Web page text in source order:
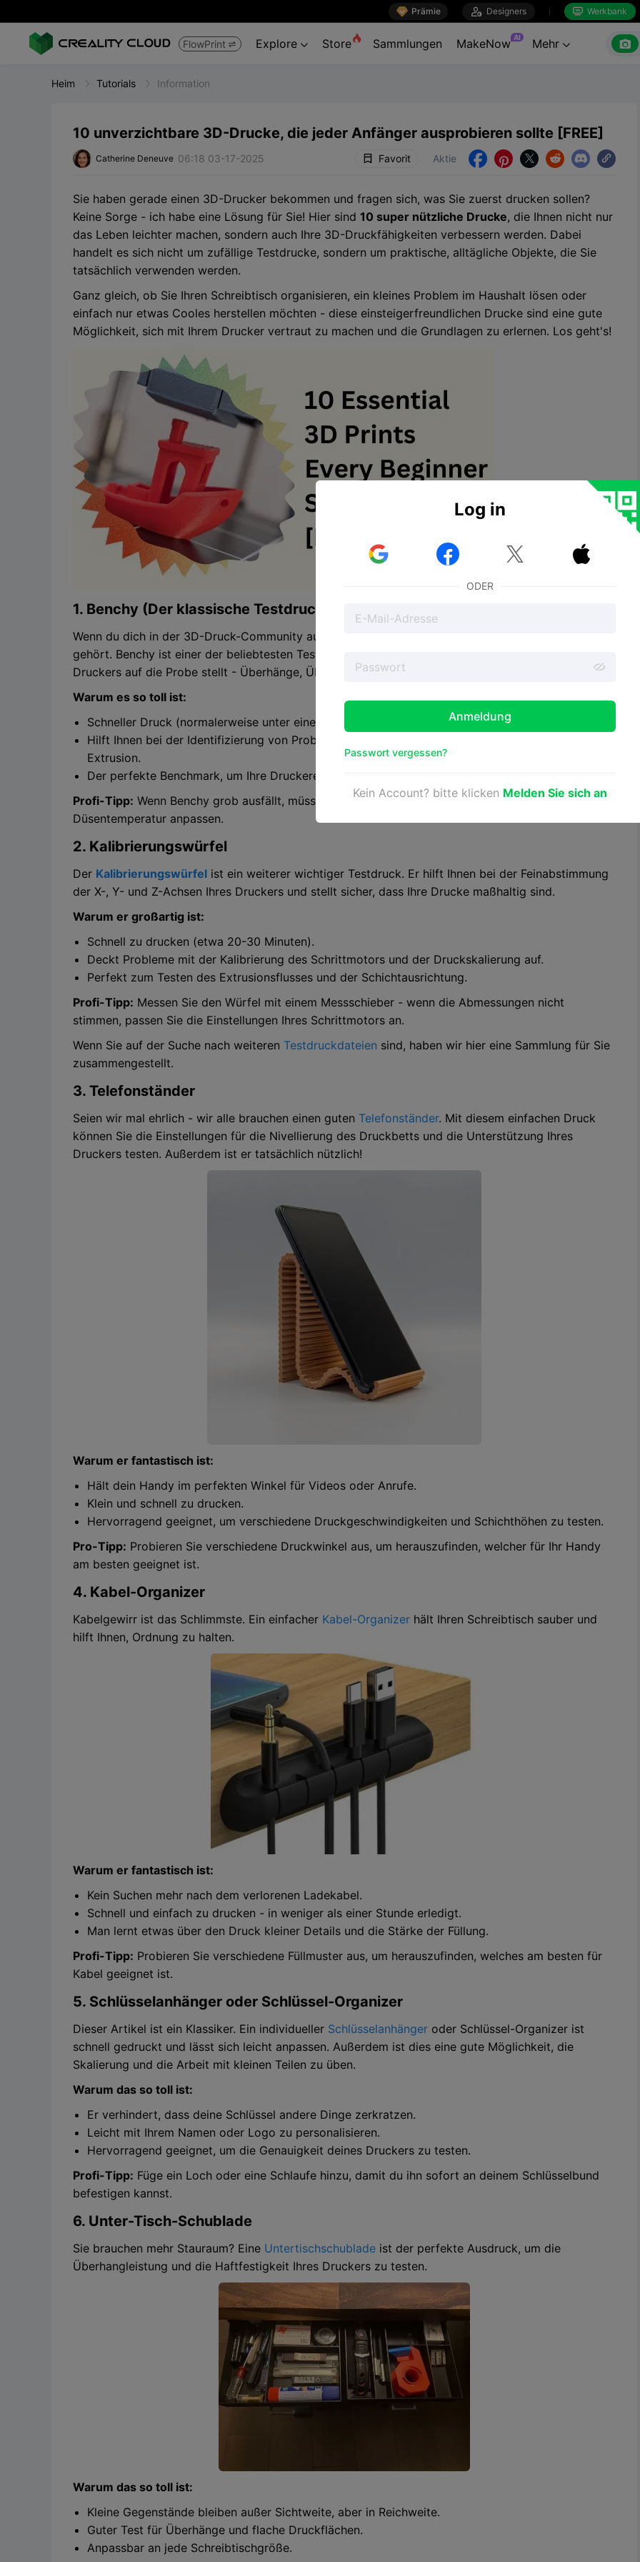
 Prämie  Designers  Werkbank
FlowPrint  Explore  Store Sammlungen MakeNow AI Mehr  
Heim Tutorials Information
10 unverzichtbare 3D-Drucke, die jeder Anfänger ausprobieren sollte [FREE]
Catherine Deneuve 06:18 03-17-2025 Favorit Aktie     
Sie haben gerade einen 3D-Drucker bekommen und fragen sich, was Sie zuerst drucken sollen?
Keine Sorge - ich habe eine Lösung für Sie! Hier sind 10 super nützliche Drucke, die Ihnen nicht nur
das Leben leichter machen, sondern auch Ihre 3D-Druckfähigkeiten verbessern werden. Dabei
handelt es sich nicht um zufällige Testdrucke, sondern um praktische, alltägliche Objekte, die Sie
tatsächlich verwenden werden.
Ganz gleich, ob Sie Ihren Schreibtisch organisieren, ein kleines Problem im Haushalt lösen oder
einfach nur etwas Cooles herstellen möchten - diese einsteigerfreundlichen Drucke sind eine gute
Möglichkeit, sich mit Ihrem Drucker vertraut zu machen und die Grundlagen zu erlernen. Los geht's!
1. Benchy (Der klassische Testdruck)
Wenn du dich in der 3D-Druck-Community auskennst, hast du wahrscheinlich schon von
gehört. Benchy ist einer der beliebtesten Testdrucke, weil er fast jeden Aspekt der Leistung Ihres
Druckers auf die Probe stellt - Überhänge, Überbrückungen, Schichthaftung und vieles mehr.
Warum es so toll ist:
Schneller Druck (normalerweise unter einer Stunde).
Hilft Ihnen bei der Identifizierung von Problemen wie Verformung, Fadenbildung oder schlechter
Extrusion.
Der perfekte Benchmark, um Ihre Druckereinstellungen zu optimieren.
Profi-Tipp: Wenn Benchy grob ausfällt, müssen Sie möglicherweise die Bettnivellierung oder die
Düsentemperatur anpassen.
2. Kalibrierungswürfel
Der Kalibrierungswürfel ist ein weiterer wichtiger Testdruck. Er hilft Ihnen bei der Feinabstimmung
der X-, Y- und Z-Achsen Ihres Druckers und stellt sicher, dass Ihre Drucke maßhaltig sind.
Warum er großartig ist:
Schnell zu drucken (etwa 20-30 Minuten).
Deckt Probleme mit der Kalibrierung des Schrittmotors und der Druckskalierung auf.
Perfekt zum Testen des Extrusionsflusses und der Schichtausrichtung.
Profi-Tipp: Messen Sie den Würfel mit einem Messschieber - wenn die Abmessungen nicht
stimmen, passen Sie die Einstellungen Ihres Schrittmotors an.
Wenn Sie auf der Suche nach weiteren Testdruckdateien sind, haben wir hier eine Sammlung für Sie
zusammengestellt.
3. Telefonständer
Seien wir mal ehrlich - wir alle brauchen einen guten Telefonständer. Mit diesem einfachen Druck
können Sie die Einstellungen für die Nivellierung des Druckbetts und die Unterstützung Ihres
Druckers testen. Außerdem ist er tatsächlich nützlich!
Warum er fantastisch ist:
Hält dein Handy im perfekten Winkel für Videos oder Anrufe.
Klein und schnell zu drucken.
Hervorragend geeignet, um verschiedene Druckgeschwindigkeiten und Schichthöhen zu testen.
Pro-Tipp: Probieren Sie verschiedene Druckwinkel aus, um herauszufinden, welcher für Ihr Handy
am besten geeignet ist.
4. Kabel-Organizer
Kabelgewirr ist das Schlimmste. Ein einfacher Kabel-Organizer hält Ihren Schreibtisch sauber und
hilft Ihnen, Ordnung zu halten.
Warum er fantastisch ist:
Kein Suchen mehr nach dem verlorenen Ladekabel.
Schnell und einfach zu drucken - in weniger als einer Stunde erledigt.
Man lernt etwas über den Druck kleiner Details und die Stärke der Füllung.
Profi-Tipp: Probieren Sie verschiedene Füllmuster aus, um herauszufinden, welches am besten für
Kabel geeignet ist.
5. Schlüsselanhänger oder Schlüssel-Organizer
Dieser Artikel ist ein Klassiker. Ein individueller Schlüsselanhänger oder Schlüssel-Organizer ist
schnell gedruckt und lässt sich leicht anpassen. Außerdem ist dies eine gute Möglichkeit, die
Skalierung und die Arbeit mit kleinen Teilen zu üben.
Warum das so toll ist:
Er verhindert, dass deine Schlüssel andere Dinge zerkratzen.
Leicht mit Ihrem Namen oder Logo zu personalisieren.
Hervorragend geeignet, um die Genauigkeit deines Druckers zu testen.
Profi-Tipp: Füge ein Loch oder eine Schlaufe hinzu, damit du ihn sofort an deinem Schlüsselbund
befestigen kannst.
6. Unter-Tisch-Schublade
Sie brauchen mehr Stauraum? Eine Untertischschublade ist der perfekte Ausdruck, um die
Überhangleistung und die Haftfestigkeit Ihres Druckers zu testen.
Warum das so toll ist:
Kleine Gegenstände bleiben außer Sichtweite, aber in Reichweite.
Guter Test für Überhänge und flache Druckflächen.
Anpassbar an jede Schreibtischgröße.
Log in
  
ODER
Anmeldung
Passwort vergessen?
Kein Account? bitte klicken Melden Sie sich an